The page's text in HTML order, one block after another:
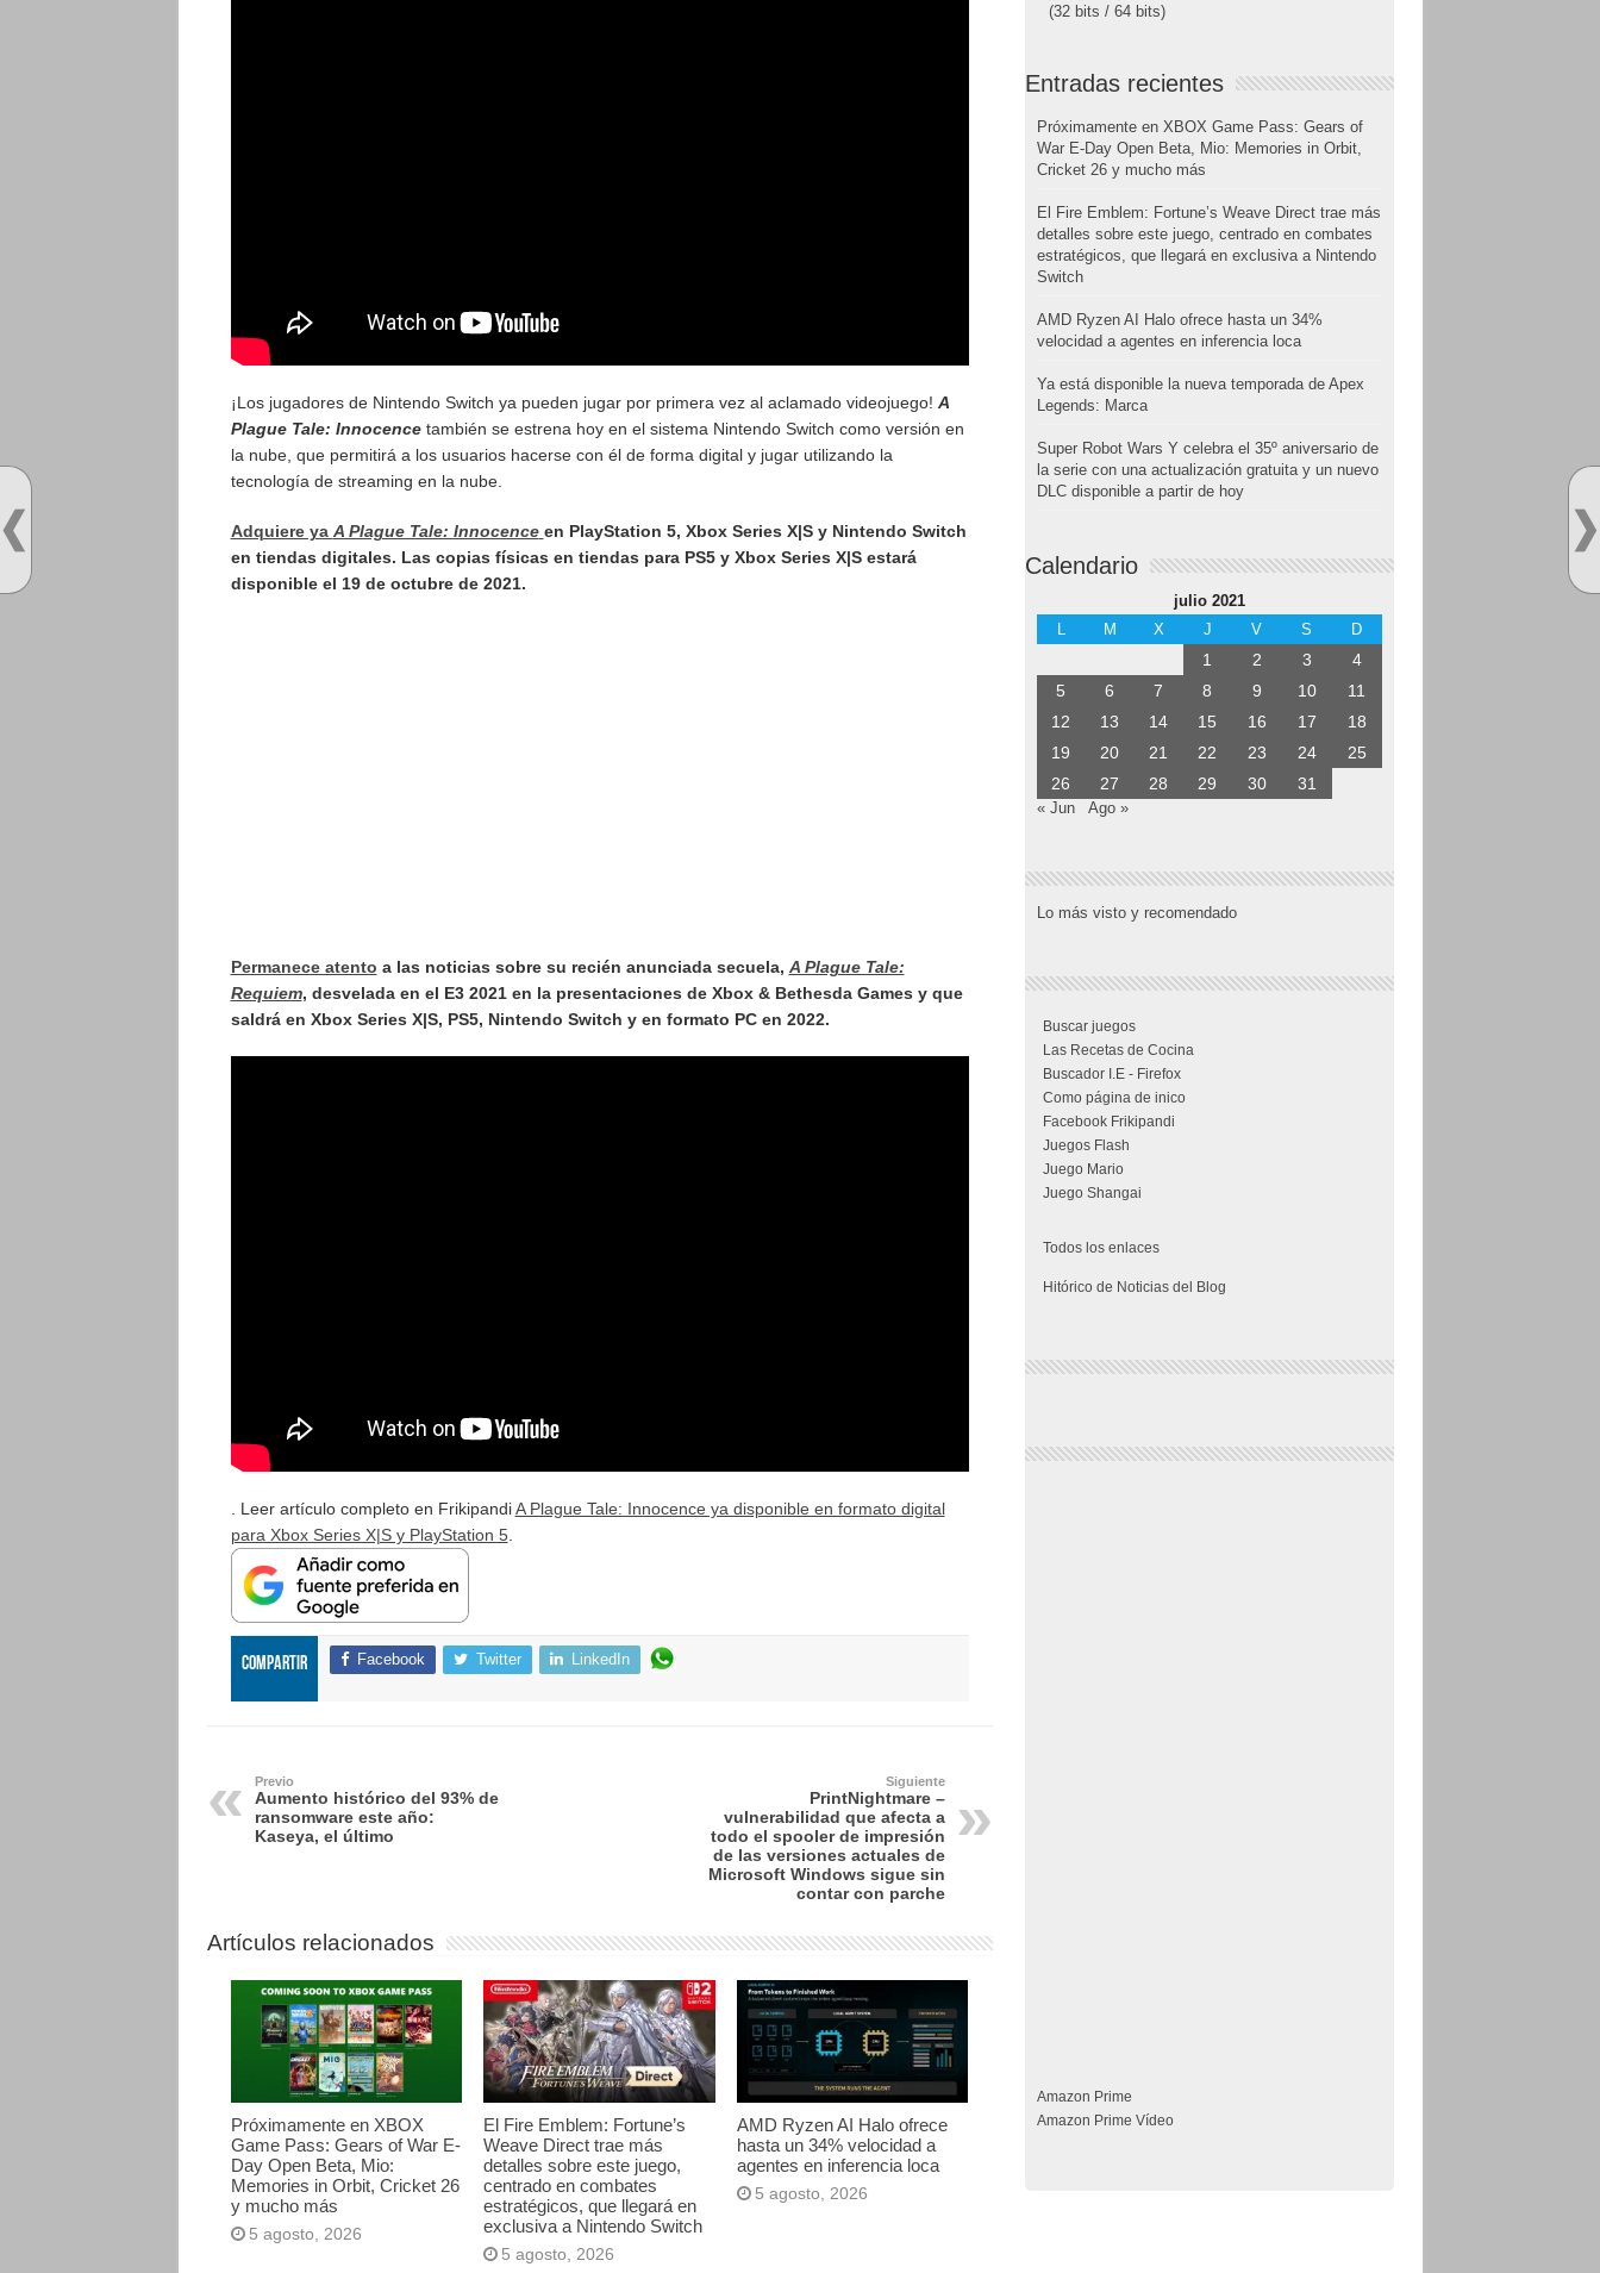
¡Los jugadores de Nintendo Switch ya pueden jugar por primera vez al aclamado videojuego! A
Plague Tale: Innocence también se estrena hoy en el sistema Nintendo Switch como versión en
la nube, que permitirá a los usuarios hacerse con él de forma digital y jugar utilizando la
tecnología de streaming en la nube.
Adquiere ya A Plague Tale: Innocence en PlayStation 5, Xbox Series X|S y Nintendo Switch
en tiendas digitales. Las copias físicas en tiendas para PS5 y Xbox Series X|S estará
disponible el 19 de octubre de 2021.
Permanece atento a las noticias sobre su recién anunciada secuela, A Plague Tale:
Requiem, desvelada en el E3 2021 en la presentaciones de Xbox & Bethesda Games y que
saldrá en Xbox Series X|S, PS5, Nintendo Switch y en formato PC en 2022.
. Leer artículo completo en FrikipandiA Plague Tale: Innocence ya disponible en formato digital
para Xbox Series X|S y PlayStation 5.
Compartir Facebook Twitter LinkedIn
Previo
Aumento histórico del 93% de
ransomware este año:
Kaseya, el último
Siguiente
PrintNightmare –
vulnerabilidad que afecta a
todo el spooler de impresión
de las versiones actuales de
Microsoft Windows sigue sin
contar con parche
Artículos relacionados
Próximamente en XBOX
Game Pass: Gears of War E-
Day Open Beta, Mio:
Memories in Orbit, Cricket 26
y mucho más
5 agosto, 2026
El Fire Emblem: Fortune’s
Weave Direct trae más
detalles sobre este juego,
centrado en combates
estratégicos, que llegará en
exclusiva a Nintendo Switch
5 agosto, 2026
AMD Ryzen AI Halo ofrece
hasta un 34% velocidad a
agentes en inferencia loca
5 agosto, 2026
(32 bits / 64 bits)
Entradas recientes
Próximamente en XBOX Game Pass: Gears of
War E-Day Open Beta, Mio: Memories in Orbit,
Cricket 26 y mucho más
El Fire Emblem: Fortune’s Weave Direct trae más
detalles sobre este juego, centrado en combates
estratégicos, que llegará en exclusiva a Nintendo
Switch
AMD Ryzen AI Halo ofrece hasta un 34%
velocidad a agentes en inferencia loca
Ya está disponible la nueva temporada de Apex
Legends: Marca
Super Robot Wars Y celebra el 35º aniversario de
la serie con una actualización gratuita y un nuevo
DLC disponible a partir de hoy
Calendario
julio 2021
L
M X J V S D
1 2 3
4
5
6 7 8 9 10
11
12
13 14 15 16 17
18
19
20 21 22 23 24
25
26
27 28 29 30 31
« Jun Ago »
Lo más visto y recomendado
Buscar juegos
Las Recetas de Cocina
Buscador I.E - Firefox
Como página de inico
Facebook Frikipandi
Juegos Flash
Juego Mario
Juego Shangai
Todos los enlaces
Hitórico de Noticias del Blog
Amazon Prime
Amazon Prime Vídeo